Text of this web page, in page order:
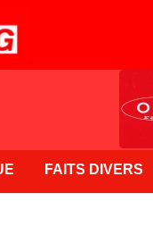
FAITS DIVERS